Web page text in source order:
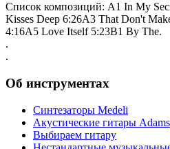
Список композиций: A1 In My
Kisses Deep 6:26A3 That Don't
4:16A5 Love Itself 5:23B1 By The.
.
.
Об инструментах
Синтезаторы Мedeli
Акустические гитары Adams
Выбираем гитару